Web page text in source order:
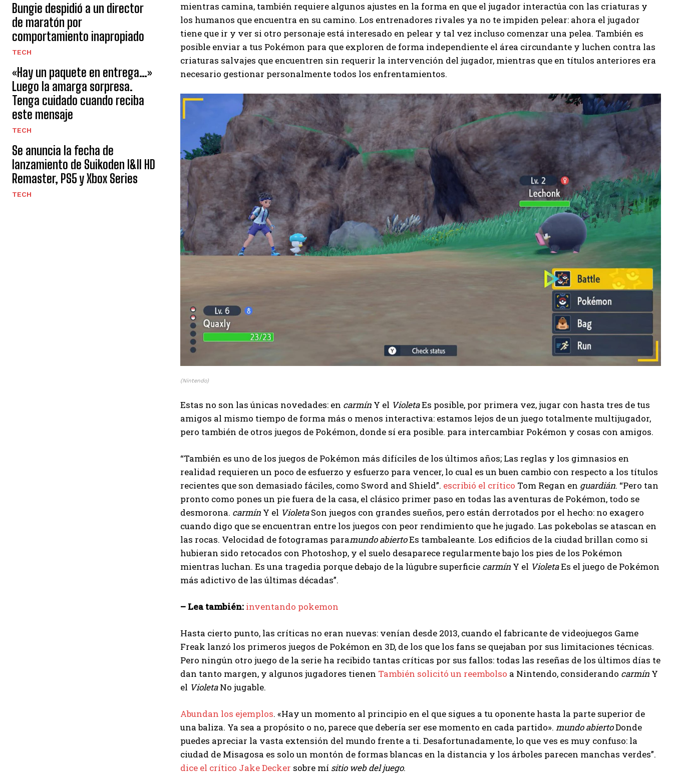
Bungie despidió a un director
de maratón por
comportamiento inapropiado
TECH
«Hay un paquete en entrega…»
Luego la amarga sorpresa.
Tenga cuidado cuando reciba
este mensaje
TECH
Se anuncia la fecha de
lanzamiento de Suikoden I&II HD
Remaster, PS5 y Xbox Series
TECH
mientras camina, también requiere algunos ajustes en la forma en que el jugador interactúa con las criaturas y
los humanos que encuentra en su camino. Los entrenadores rivales ya no te impiden pelear: ahora el jugador
tiene que ir y ver si otro personaje está interesado en pelear y tal vez incluso comenzar una pelea. También es
posible enviar a tus Pokémon para que exploren de forma independiente el área circundante y luchen contra las
criaturas salvajes que encuentren sin requerir la intervención del jugador, mientras que en títulos anteriores era
necesario gestionar personalmente todos los enfrentamientos.
(Nintendo)
Estas no son las únicas novedades: en carmín Y el VioletaEs posible, por primera vez, jugar con hasta tres de tus
amigos al mismo tiempo de forma más o menos interactiva: estamos lejos de un juego totalmente multijugador,
pero también de otros juegos de Pokémon, donde sí era posible. para intercambiar Pokémon y cosas con amigos.
“También es uno de los juegos de Pokémon más difíciles de los últimos años; Las reglas y los gimnasios en
realidad requieren un poco de esfuerzo y esfuerzo para vencer, lo cual es un buen cambio con respecto a los títulos
recientes que son demasiado fáciles, como Sword and Shield”. escribió el crítico Tom Regan en guardián. “Pero tan
pronto como pones un pie fuera de la casa, el clásico primer paso en todas las aventuras de Pokémon, todo se
desmorona. carmín Y el VioletaSon juegos con grandes sueños, pero están derrotados por el hecho: no exagero
cuando digo que se encuentran entre los juegos con peor rendimiento que he jugado. Las pokebolas se atascan en
las rocas. Velocidad de fotogramas paramundo abiertoEs tambaleante. Los edificios de la ciudad brillan como si
hubieran sido retocados con Photoshop, y el suelo desaparece regularmente bajo los pies de los Pokémon
mientras luchan. Es una tragedia porque debajo de la lúgubre superficie carmín Y el VioletaEs el juego de Pokémon
más adictivo de las últimas décadas”.
– Lea también: inventando pokemon
Hasta cierto punto, las críticas no eran nuevas: venían desde 2013, cuando el fabricante de videojuegos Game
Freak lanzó los primeros juegos de Pokémon en 3D, de los que los fans se quejaban por sus limitaciones técnicas.
Pero ningún otro juego de la serie ha recibido tantas críticas por sus fallos: todas las reseñas de los últimos días te
dan tanto margen, y algunos jugadores tienen También solicitó un reembolso a Nintendo, considerando carmín Y
el VioletaNo jugable.
Abundan los ejemplos. «Hay un momento al principio en el que sigues a tu oponente hasta la parte superior de
una baliza. Ya sea a propósito o no, parece que debería ser ese momento en cada partido». mundo abiertoDonde
puedes apreciar la vasta extensión del mundo frente a ti. Desafortunadamente, lo que ves es muy confuso: la
ciudad de Misagosa es solo un montón de formas blancas en la distancia y los árboles parecen manchas verdes”.
dice el crítico Jake Decker sobre mí sitio web del juego.